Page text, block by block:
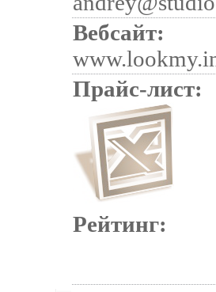
Вебсайт:
Прайс-лист:
Рейтинг: